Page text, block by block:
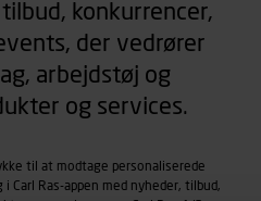
konkurrencer,
der vedrører
arbejdstøj og
og services.
til at modtage personaliserede
Carl Ras-appen med nyheder, tilbud,